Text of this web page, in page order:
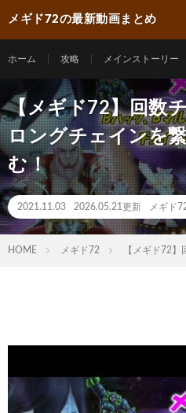
メギド72の最新動画まとめ
ホーム 攻略 メインストーリー
【メギド72】回数
ロングチェインを
む！
2021.11.03 2026.05.21更新 メギド
HOME メギド72 【メギド72